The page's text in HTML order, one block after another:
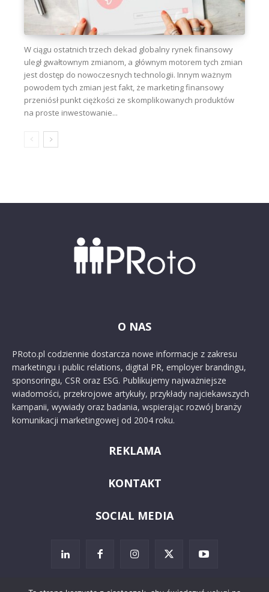
W ciągu ostatnich trzech dekad globalny rynek finansowy
uległ gwałtownym zmianom, a głównym motorem tych zmian
jest dostęp do nowoczesnych technologii. Innym ważnym
powodem tych zmian jest fakt, że marketing finansowy
przeniósł punkt ciężkości ze skomplikowanych produktów
na proste inwestowanie...
O NAS
PRoto.pl codziennie dostarcza nowe informacje z zakresu
marketingu i public relations, digital PR, employer brandingu,
sponsoringu, CSR oraz ESG. Publikujemy najważniejsze
wiadomości, przekrojowe artykuły, przykłady najciekawszych
kampanii, wywiady oraz badania, wspierając rozwój branży
komunikacji marketingowej od 2004 roku.
REKLAMA
KONTAKT
SOCIAL MEDIA